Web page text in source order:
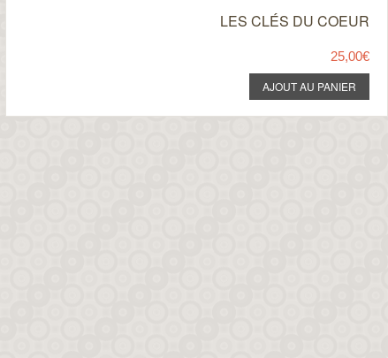
LES CLÉS DU COEUR
25,00€